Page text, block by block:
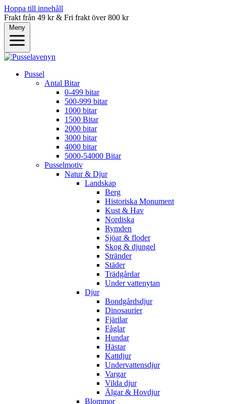
Hoppa till innehåll
Frakt från 49 kr & Fri frakt över 800 kr
Meny
Pussel
Antal Bitar
0-499 bitar
500-999 bitar
1000 bitar
1500 Bitar
2000 bitar
3000 bitar
4000 bitar
5000-54000 Bitar
Pusselmotiv
Natur & Djur
Landskap
Berg
Historiska Monument
Kust & Hav
Nordiska
Rymden
Sjöar & floder
Skog & djungel
Stränder
Städer
Trädgårdar
Under vattenytan
Djur
Bondgårdsdjur
Dinosaurier
Fjärilar
Fåglar
Hundar
Hästar
Kattdjur
Undervattensdjur
Vargar
Vilda djur
Älgar & Hovdjur
Blommor